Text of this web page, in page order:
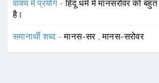
वाक्य में प्रयोग -हिंदू धर्म में मानसरोवर को बहुत
है।
समानार्थी शब्द -मानस-सर ,मानस-सरोवर